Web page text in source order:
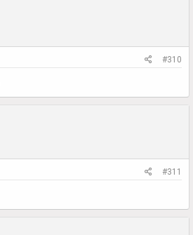
#310
#311